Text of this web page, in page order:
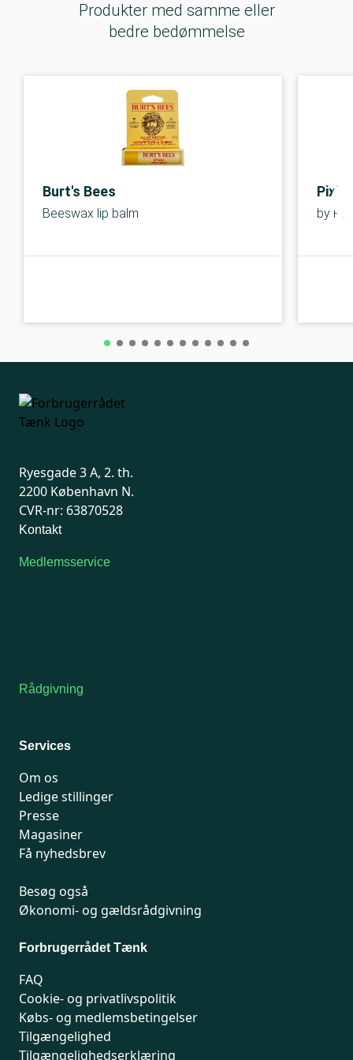
Produkter med samme eller
bedre bedømmelse
Burt's Bees
Beeswax lip balm
Pixi
by
Ryesgade 3 A, 2. th.
2200 København N.
CVR-nr: 63870528
Kontakt
Medlemsservice
Rådgivning
Services
Om os
Ledige stillinger
Presse
Magasiner
Få nyhedsbrev
Besøg også
Økonomi- og gældsrådgivning
Forbrugerrådet Tænk
FAQ
Cookie- og privatlivspolitik
Købs- og medlemsbetingelser
Tilgængelighed
Tilgængelighedserklæring